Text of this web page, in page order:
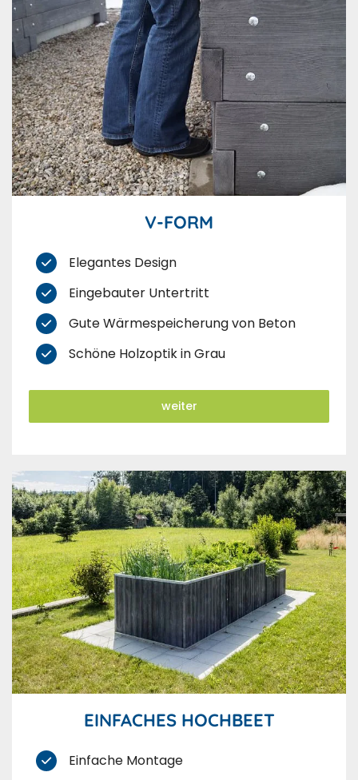
V-FORM
Elegantes Design
Eingebauter Untertritt
Gute Wärmespeicherung von Beton
Schöne Holzoptik in Grau
weiter
EINFACHES HOCHBEET
Einfache Montage